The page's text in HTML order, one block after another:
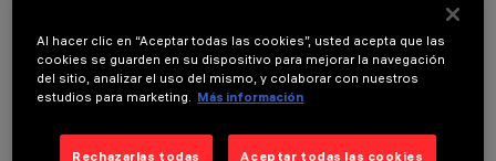
COMPONENTES OPCIONALES
Al hacer clic en “Aceptar todas las cookies”, usted acepta que las
cookies se guarden en su dispositivo para mejorar la navegación
del sitio, analizar el uso del mismo, y colaborar con nuestros
estudios para marketing. Más información
Rechazarlas todas Aceptar todas las cookies